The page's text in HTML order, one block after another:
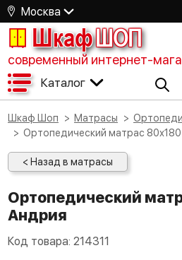
Москва
ШкафШОП
современный интернет-
Каталог
Шкаф Шоп Матрасы
Ортопедический матрас
< Назад в матрасы
Ортопедический матрас 80х180
Андрия
Код товара: 214311